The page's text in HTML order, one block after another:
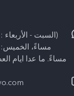
مساءً. ما عدا ايام